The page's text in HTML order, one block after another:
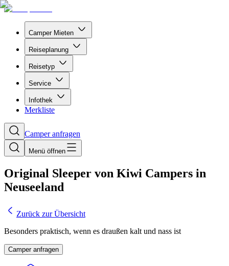
Camper Mieten
Reiseplanung
Reisetyp
Service
Infothek
Merkliste
Camper anfragen
Menü öffnen
Original Sleeper von Kiwi Campers in
Neuseeland
Zurück zur Übersicht
Besonders praktisch, wenn es draußen kalt und nass ist
Camper anfragen